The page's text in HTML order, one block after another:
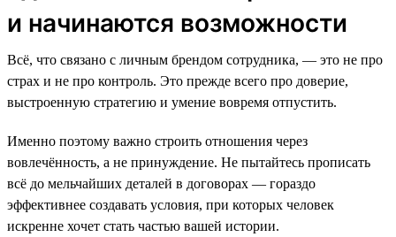
и начинаются возможности
Всё, что связано с личным брендом сотрудника, — это не про
страх и не про контроль. Это прежде всего про доверие,
выстроенную стратегию и умение вовремя отпустить.
Именно поэтому важно строить отношения через
вовлечённость, а не принуждение. Не пытайтесь прописать
всё до мельчайших деталей в договорах — гораздо
эффективнее создавать условия, при которых человек
искренне хочет стать частью вашей истории.